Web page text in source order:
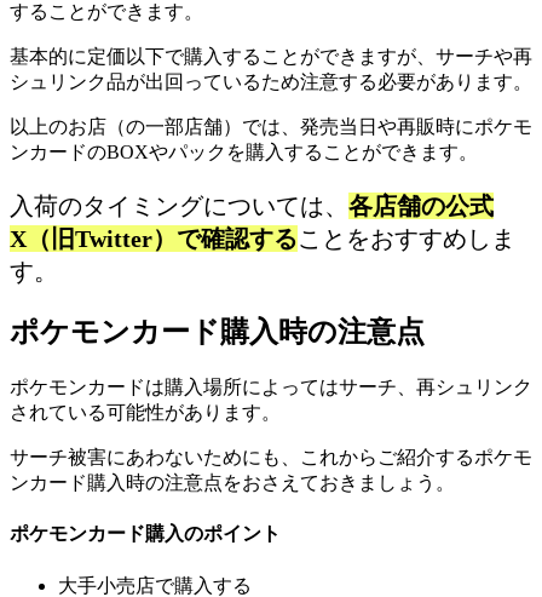
することができます。
基本的に定価以下で購入することができますが、サーチや再
シュリンク品が出回っているため注意する必要があります。
以上のお店（の一部店舗）では、発売当日や再販時にポケモ
ンカードのBOXやパックを購入することができます。
入荷のタイミングについては、 各店舗の公式
X（旧Twitter）で確認することをおすすめしま
す。
ポケモンカード購入時の注意点
ポケモンカードは購入場所によってはサーチ、再シュリンク
されている可能性があります。
サーチ被害にあわないためにも、これからご紹介するポケモ
ンカード購入時の注意点をおさえておきましょう。
ポケモンカード購入のポイント
大手小売店で購入する